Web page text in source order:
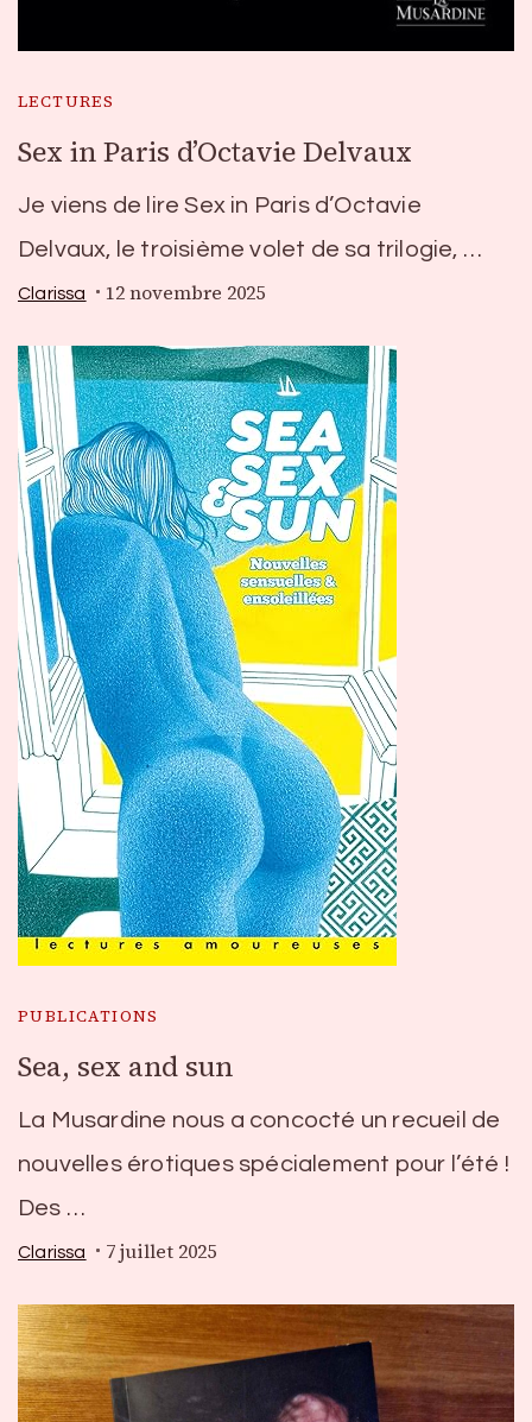
LECTURES
Sex in Paris d’Octavie Delvaux
Je viens de lire Sex in Paris d’Octavie
Delvaux, le troisième volet de sa trilogie, …
Clarissa 12 novembre 2025
PUBLICATIONS
Sea, sex and sun
La Musardine nous a concocté un recueil de
nouvelles érotiques spécialement pour l’été !
Des …
Clarissa 7 juillet 2025